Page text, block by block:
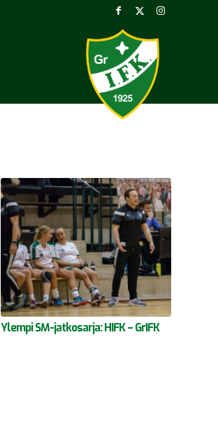
Ylempi SM-jatkosarja: HIFK – GrIFK